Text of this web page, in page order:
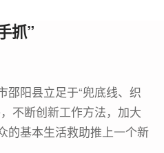
抓”
邵阳县立足于“兜底线、织
不断创新工作方法，加大
的基本生活救助推上一个新